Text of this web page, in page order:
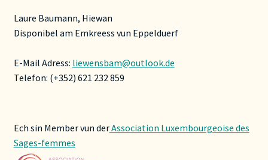
Laure Baumann, Hiewan
Disponibel am Emkreess vun Eppelduerf
E-Mail Adress: liewensbam@outlook.de
Telefon: (+352) 621 232 859
Ech sin Member vun derAssociation Luxembourgeoise des
Sages-femmes